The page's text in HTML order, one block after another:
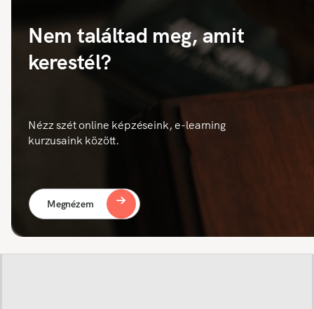
Nem találtad meg, amit
kerestél?
Nézz szét online képzéseink, e-learning
kurzusaink között.
Megnézem